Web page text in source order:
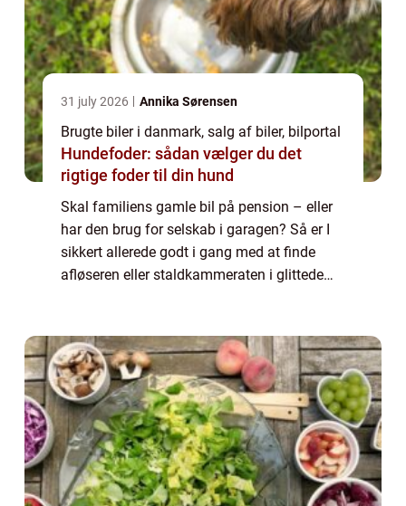
31 july 2026 Annika Sørensen
Brugte biler i danmark, salg af biler, bilportal
Hundefoder: sådan vælger du det
rigtige foder til din hund
Skal familiens gamle bil på pension – eller
har den brug for selskab i garagen? Så er I
sikkert allerede godt i gang med at finde
afløseren eller staldkammeraten i glittede